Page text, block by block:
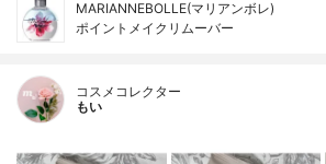
MARIANNEBOLLE(マリアンボレ)
ポイントメイクリムーバー
コスメコレクター
もい